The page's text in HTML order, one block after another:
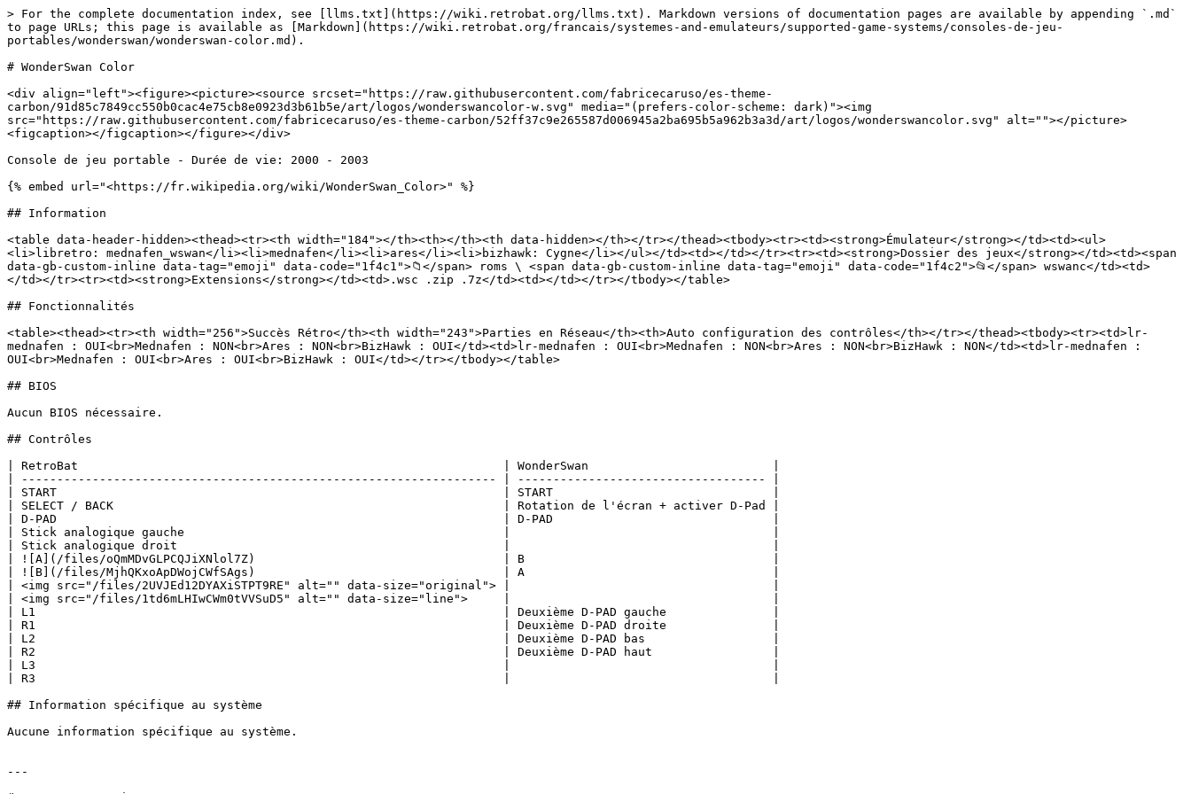
> For the complete documentation index, see [llms.txt](https://wiki.retrobat.org/llms.txt). Markdown versions of documentation pages are available by appending `.md`
to page URLs; this page is available as [Markdown](https://wiki.retrobat.org/francais/systemes-and-emulateurs/supported-game-systems/consoles-de-jeu-
portables/wonderswan/wonderswan-color.md).
# WonderSwan Color
<div align="left"><figure><picture><source srcset="https://raw.githubusercontent.com/fabricecaruso/es-theme-
carbon/91d85c7849cc550b0cac4e75cb8e0923d3b61b5e/art/logos/wonderswancolor-w.svg" media="(prefers-color-scheme: dark)"><img
src="https://raw.githubusercontent.com/fabricecaruso/es-theme-carbon/52ff37c9e265587d006945a2ba695b5a962b3a3d/art/logos/wonderswancolor.svg" alt=""></picture>
<figcaption></figcaption></figure></div>
Console de jeu portable - Durée de vie: 2000 - 2003
{% embed url="<https://fr.wikipedia.org/wiki/WonderSwan_Color>" %}
## Information
<table data-header-hidden><thead><tr><th width="184"></th><th></th><th data-hidden></th></tr></thead><tbody><tr><td><strong>Émulateur</strong></td><td><ul>
<li>libretro: mednafen_wswan</li><li>mednafen</li><li>ares</li><li>bizhawk: Cygne</li></ul></td><td></td></tr><tr><td><strong>Dossier des jeux</strong></td><td><span
data-gb-custom-inline data-tag="emoji" data-code="1f4c1">📁</span> roms \ <span data-gb-custom-inline data-tag="emoji" data-code="1f4c2">📂</span> wswanc</td><td>
</td></tr><tr><td><strong>Extensions</strong></td><td>.wsc .zip .7z</td><td></td></tr></tbody></table>
## Fonctionnalités
<table><thead><tr><th width="256">Succès Rétro</th><th width="243">Parties en Réseau</th><th>Auto configuration des contrôles</th></tr></thead><tbody><tr><td>lr-
mednafen : OUI<br>Mednafen : NON<br>Ares : NON<br>BizHawk : OUI</td><td>lr-mednafen : OUI<br>Mednafen : NON<br>Ares : NON<br>BizHawk : NON</td><td>lr-mednafen :
OUI<br>Mednafen : OUI<br>Ares : OUI<br>BizHawk : OUI</td></tr></tbody></table>
## BIOS
Aucun BIOS nécessaire.
## Contrôles
| RetroBat                                                            | WonderSwan                          |
| ------------------------------------------------------------------- | ----------------------------------- |
| START                                                               | START                               |
| SELECT / BACK                                                       | Rotation de l'écran + activer D-Pad |
| D-PAD                                                               | D-PAD                               |
| Stick analogique gauche                                             |                                     |
| Stick analogique droit                                              |                                     |
| ![A](/files/oQmMDvGLPCQJiXNlol7Z)                                   | B                                   |
| ![B](/files/MjhQKxoApDWojCWfSAgs)                                   | A                                   |
| <img src="/files/2UVJEd12DYAXiSTPT9RE" alt="" data-size="original"> |                                     |
| <img src="/files/1td6mLHIwCWm0tVVSuD5" alt="" data-size="line">     |                                     |
| L1                                                                  | Deuxième D-PAD gauche               |
| R1                                                                  | Deuxième D-PAD droite               |
| L2                                                                  | Deuxième D-PAD bas                  |
| R2                                                                  | Deuxième D-PAD haut                 |
| L3                                                                  |                                     |
| R3                                                                  |                                     |
## Information spécifique au système
Aucune information spécifique au système.
---